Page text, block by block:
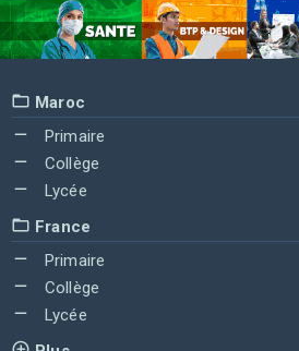
Maroc
Primaire
Collège
Lycée
France
Primaire
Collège
Lycée